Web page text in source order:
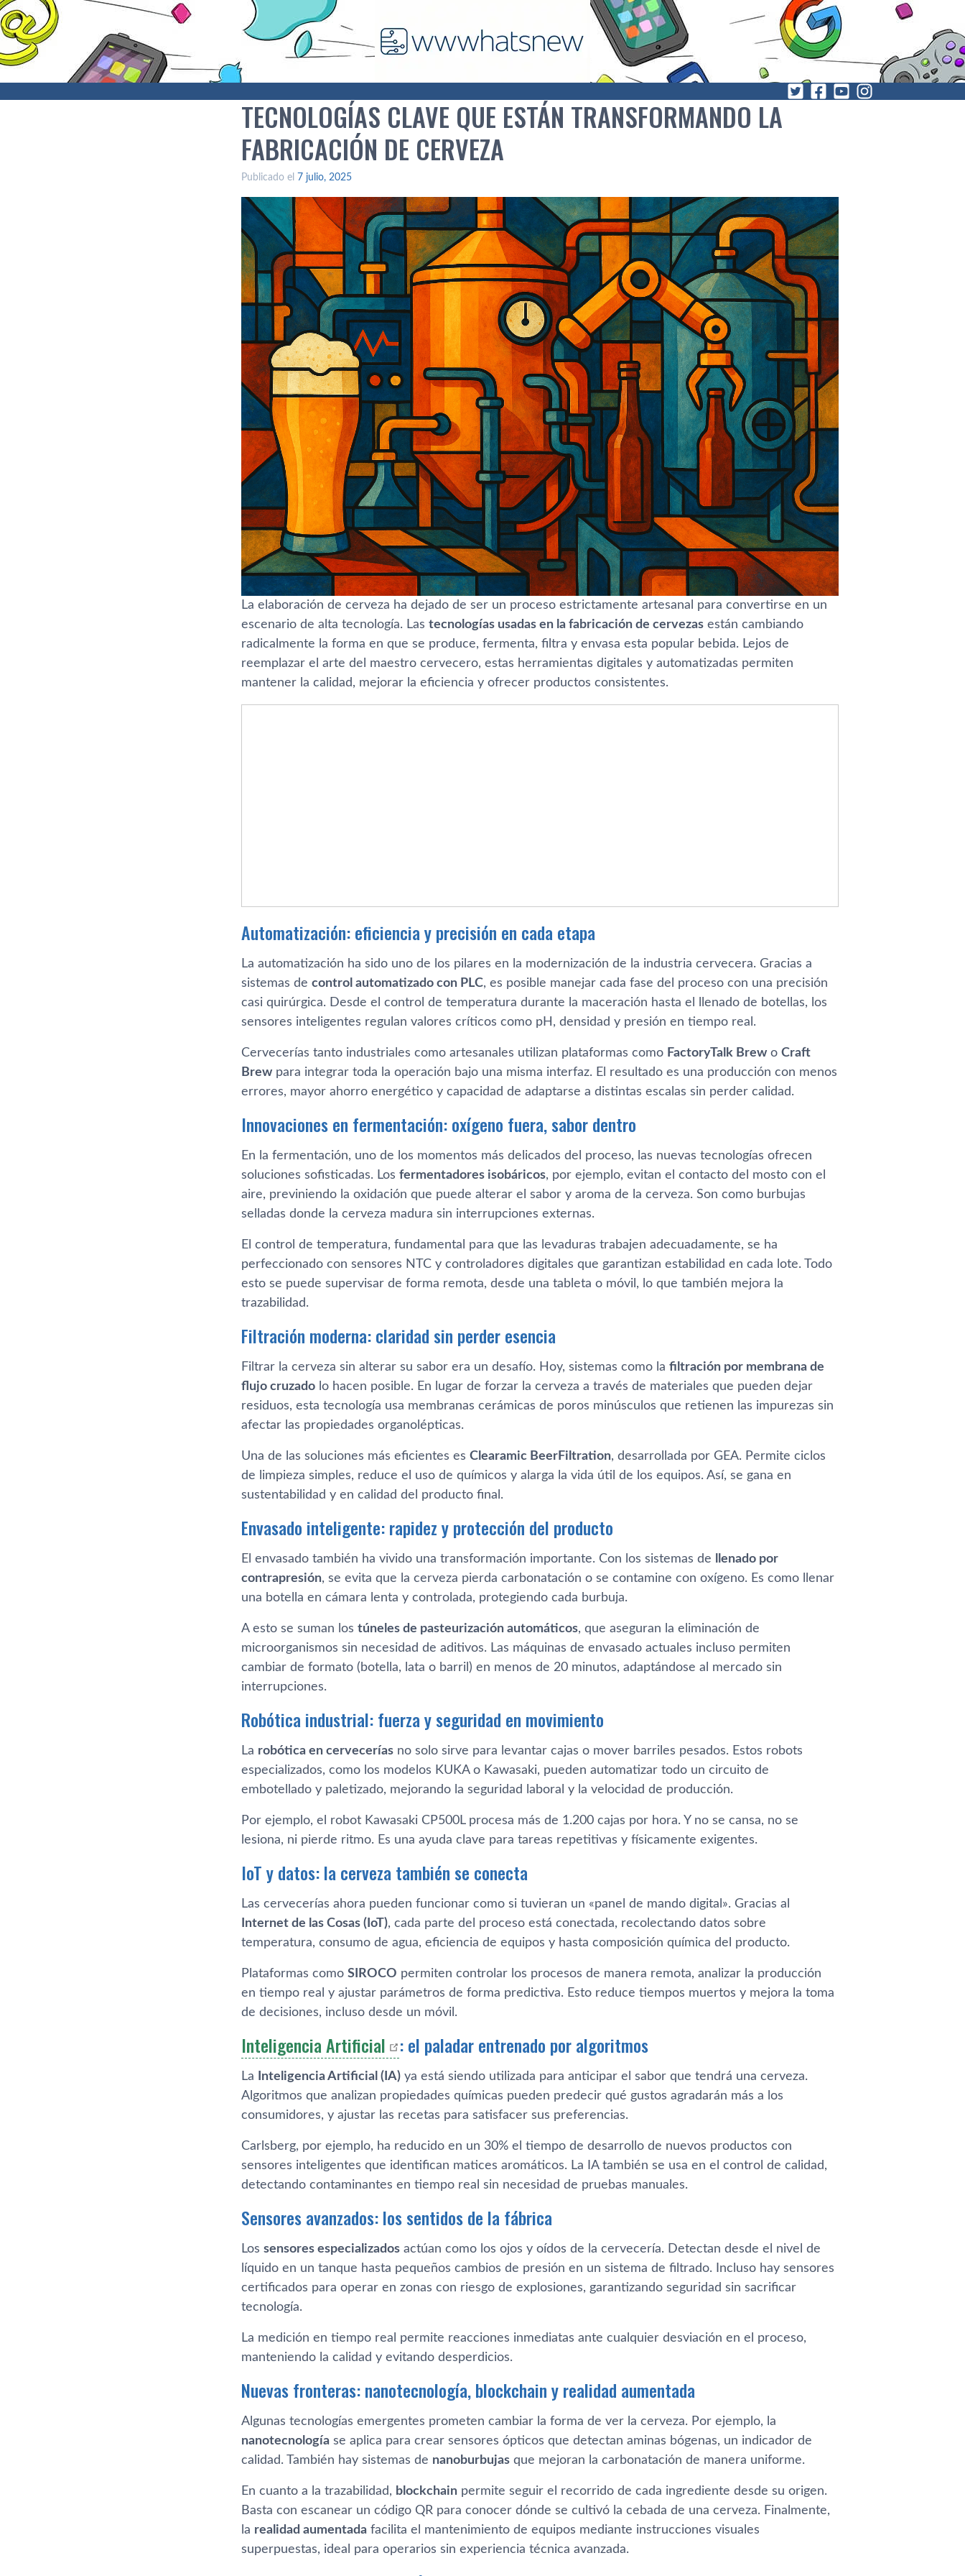
TECNOLOGÍAS CLAVE QUE ESTÁN TRANSFORMANDO LA
FABRICACIÓN DE CERVEZA
Publicado el 7 julio, 2025
La elaboración de cerveza ha dejado de ser un proceso estrictamente artesanal para convertirse en un
escenario de alta tecnología. Las tecnologías usadas en la fabricación de cervezas están cambiando
radicalmente la forma en que se produce, fermenta, filtra y envasa esta popular bebida. Lejos de
reemplazar el arte del maestro cervecero, estas herramientas digitales y automatizadas permiten
mantener la calidad, mejorar la eficiencia y ofrecer productos consistentes.
Automatización: eficiencia y precisión en cada etapa
La automatización ha sido uno de los pilares en la modernización de la industria cervecera. Gracias a
sistemas de control automatizado con PLC, es posible manejar cada fase del proceso con una precisión
casi quirúrgica. Desde el control de temperatura durante la maceración hasta el llenado de botellas, los
sensores inteligentes regulan valores críticos como pH, densidad y presión en tiempo real.
Cervecerías tanto industriales como artesanales utilizan plataformas como FactoryTalk Brew o Craft
Brew para integrar toda la operación bajo una misma interfaz. El resultado es una producción con menos
errores, mayor ahorro energético y capacidad de adaptarse a distintas escalas sin perder calidad.
Innovaciones en fermentación: oxígeno fuera, sabor dentro
En la fermentación, uno de los momentos más delicados del proceso, las nuevas tecnologías ofrecen
soluciones sofisticadas. Los fermentadores isobáricos, por ejemplo, evitan el contacto del mosto con el
aire, previniendo la oxidación que puede alterar el sabor y aroma de la cerveza. Son como burbujas
selladas donde la cerveza madura sin interrupciones externas.
El control de temperatura, fundamental para que las levaduras trabajen adecuadamente, se ha
perfeccionado con sensores NTC y controladores digitales que garantizan estabilidad en cada lote. Todo
esto se puede supervisar de forma remota, desde una tableta o móvil, lo que también mejora la
trazabilidad.
Filtración moderna: claridad sin perder esencia
Filtrar la cerveza sin alterar su sabor era un desafío. Hoy, sistemas como la filtración por membrana de
flujo cruzado lo hacen posible. En lugar de forzar la cerveza a través de materiales que pueden dejar
residuos, esta tecnología usa membranas cerámicas de poros minúsculos que retienen las impurezas sin
afectar las propiedades organolépticas.
Una de las soluciones más eficientes es Clearamic BeerFiltration, desarrollada por GEA. Permite ciclos
de limpieza simples, reduce el uso de químicos y alarga la vida útil de los equipos. Así, se gana en
sustentabilidad y en calidad del producto final.
Envasado inteligente: rapidez y protección del producto
El envasado también ha vivido una transformación importante. Con los sistemas de
llenado por
contrapresión, se evita que la cerveza pierda carbonatación o se contamine con oxígeno. Es como llenar
una botella en cámara lenta y controlada, protegiendo cada burbuja.
A esto se suman los túneles de pasteurización automáticos, que aseguran la eliminación de
microorganismos sin necesidad de aditivos. Las máquinas de envasado actuales incluso permiten
cambiar de formato (botella, lata o barril) en menos de 20 minutos, adaptándose al mercado sin
interrupciones.
Robótica industrial: fuerza y seguridad en movimiento
La robótica en cervecerías no solo sirve para levantar cajas o mover barriles pesados. Estos robots
especializados, como los modelos KUKA o Kawasaki, pueden automatizar todo un circuito de
embotellado y paletizado, mejorando la seguridad laboral y la velocidad de producción.
Por ejemplo, el robot Kawasaki CP500L procesa más de 1.200 cajas por hora. Y no se cansa, no se
lesiona, ni pierde ritmo. Es una ayuda clave para tareas repetitivas y físicamente exigentes.
IoT y datos: la cerveza también se conecta
Las cervecerías ahora pueden funcionar como si tuvieran un «panel de mando digital». Gracias al
Internet de las Cosas (IoT), cada parte del proceso está conectada, recolectando datos sobre
temperatura, consumo de agua, eficiencia de equipos y hasta composición química del producto.
Plataformas como SIROCO permiten controlar los procesos de manera remota, analizar la producción
en tiempo real y ajustar parámetros de forma predictiva. Esto reduce tiempos muertos y mejora la toma
de decisiones, incluso desde un móvil.
Inteligencia Artificial : el paladar entrenado por algoritmos
La Inteligencia Artificial (IA) ya está siendo utilizada para anticipar el sabor que tendrá una cerveza.
Algoritmos que analizan propiedades químicas pueden predecir qué gustos agradarán más a los
consumidores, y ajustar las recetas para satisfacer sus preferencias.
Carlsberg, por ejemplo, ha reducido en un 30% el tiempo de desarrollo de nuevos productos con
sensores inteligentes que identifican matices aromáticos. La IA también se usa en el control de calidad,
detectando contaminantes en tiempo real sin necesidad de pruebas manuales.
Sensores avanzados: los sentidos de la fábrica
Los sensores especializados actúan como los ojos y oídos de la cervecería. Detectan desde el nivel de
líquido en un tanque hasta pequeños cambios de presión en un sistema de filtrado. Incluso hay sensores
certificados para operar en zonas con riesgo de explosiones, garantizando seguridad sin sacrificar
tecnología.
La medición en tiempo real permite reacciones inmediatas ante cualquier desviación en el proceso,
manteniendo la calidad y evitando desperdicios.
Nuevas fronteras: nanotecnología, blockchain y realidad aumentada
Algunas tecnologías emergentes prometen cambiar la forma de ver la cerveza. Por ejemplo, la
nanotecnología se aplica para crear sensores ópticos que detectan aminas bógenas, un indicador de
calidad. También hay sistemas de nanoburbujas que mejoran la carbonatación de manera uniforme.
En cuanto a la trazabilidad, blockchain permite seguir el recorrido de cada ingrediente desde su origen.
Basta con escanear un código QR para conocer dónde se cultivó la cebada de una cerveza. Finalmente,
la realidad aumentada facilita el mantenimiento de equipos mediante instrucciones visuales
superpuestas, ideal para operarios sin experiencia técnica avanzada.